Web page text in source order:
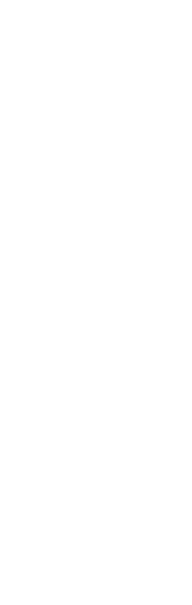
USA 탈론 탠
판매불가]